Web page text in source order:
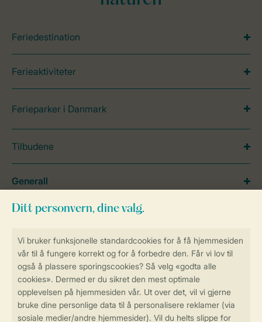
Sikker og rask online booking
Sikker datahåndtering
Feriedestination
Ferieaktiviteter
Ferieparker i Danmark
Tilbudene
Generall
Service
Betalingsmuligheder